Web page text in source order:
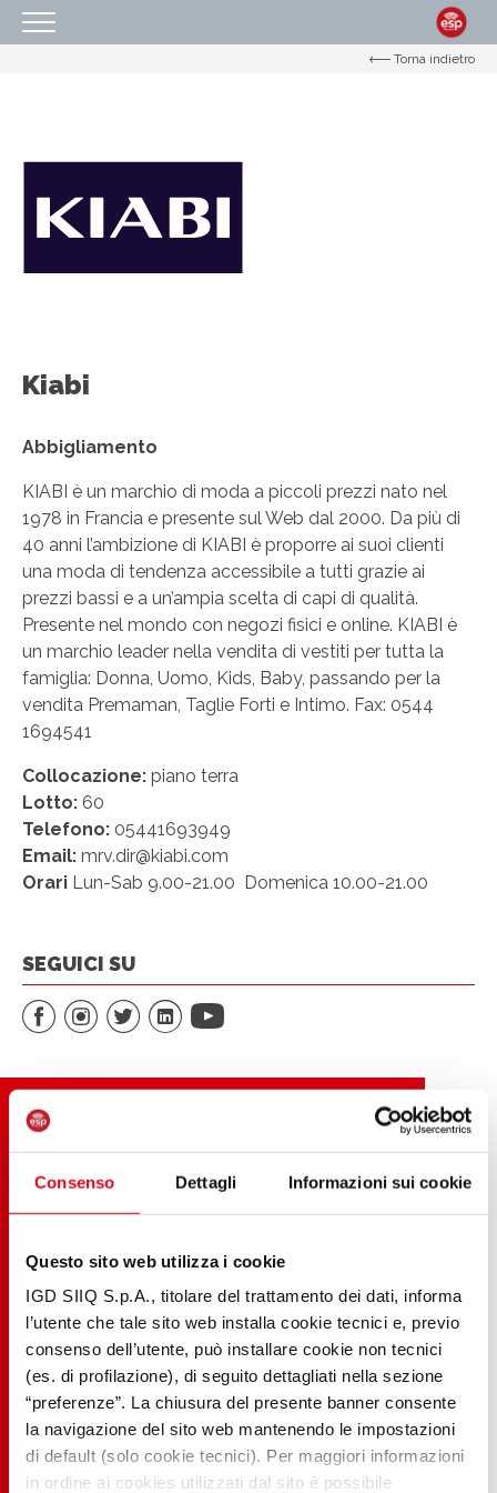
Consenso Dettagli Informazioni sui cookie
Questo sito web utilizza i cookie
IGD SIIQ S.p.A., titolare del trattamento dei dati, informa
l’utente che tale sito web installa cookie tecnici e, previo
consenso dell’utente, può installare cookie non tecnici
(es. di profilazione), di seguito dettagliati nella sezione
“preferenze”. La chiusura del presente banner consente
la navigazione del sito web mantenendo le impostazioni
di default (solo cookie tecnici). Per maggiori informazioni
in ordine ai cookies utilizzati dal sito è possibile
COME RAGGIUNGERCI
PROMOZIONI
CONTATTI
Torna indietro
Kiabi
Abbigliamento
KIABI è un marchio di moda a piccoli prezzi nato nel
1978 in Francia e presente sul Web dal 2000. Da più di
40 anni l’ambizione di KIABI è proporre ai suoi clienti
una moda di tendenza accessibile a tutti grazie ai
prezzi bassi e a un’ampia scelta di capi di qualità.
Presente nel mondo con negozi fisici e online. KIABI è
un marchio leader nella vendita di vestiti per tutta la
famiglia: Donna, Uomo, Kids, Baby, passando per la
vendita Premaman, Taglie Forti e Intimo. Fax: 0544
1694541
Collocazione: piano terra
Lotto: 60
Telefono: 05441693949
Email: mrv.dir@kiabi.com
Orari Lun-Sab 9.00-21.00 Domenica 10.00-21.00
SEGUICI SU